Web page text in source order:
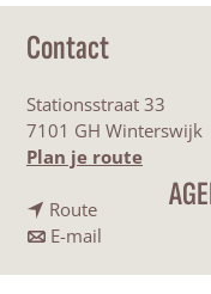
Contact
Stationsstraat 33
7101 GH Winterswijk
Plan je routen
Routen
a
E-mail